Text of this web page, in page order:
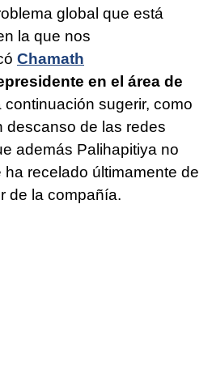
global que está
la que nos
Chamath
en el área de
continuación sugerir, como
descanso de las redes
además Palihapitiya no
recelado últimamente de
de la compañía.